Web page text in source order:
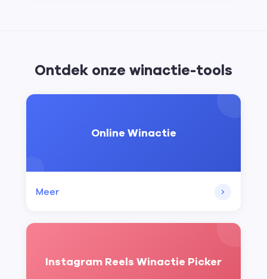
Ontdek onze winactie-tools
Online Winactie
Meer
Instagram Reels Winactie Picker